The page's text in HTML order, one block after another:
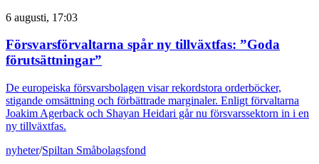
6 augusti, 17:03
Försvarsförvaltarna spår ny tillväxtfas: ”Goda
förutsättningar”
De europeiska försvarsbolagen visar rekordstora orderböcker,
stigande omsättning och förbättrade marginaler. Enligt förvaltarna
Joakim Agerback och Shayan Heidari går nu försvarssektorn in i en
ny tillväxtfas.
nyheter/Spiltan Småbolagsfond